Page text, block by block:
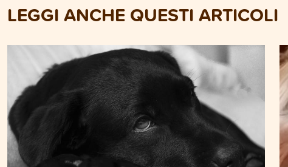
LEGGI ANCHE QUESTI ARTICOLI